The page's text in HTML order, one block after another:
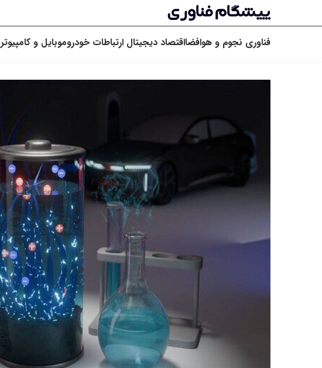
فناوری نجوم و هوافضااقتصاد دیجیتال ارتباطات خودروموبایل و کامپیوتر